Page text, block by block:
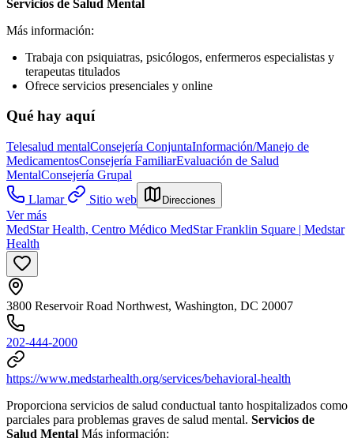
Servicios de Salud Mental
Más información:
Trabaja con psiquiatras, psicólogos, enfermeros especialistas y
terapeutas titulados
Ofrece servicios presenciales y online
Qué hay aquí
Telesalud mentalConsejería ConjuntaInformación/Manejo de
MedicamentosConsejería FamiliarEvaluación de Salud
MentalConsejería Grupal
Llamar
Sitio web Direcciones
Ver más
MedStar Health, Centro Médico MedStar Franklin Square | Medstar
Health
3800 Reservoir Road Northwest, Washington, DC 20007
202-444-2000
https://www.medstarhealth.org/services/behavioral-health
Proporciona servicios de salud conductual tanto hospitalizados como
parciales para problemas graves de salud mental. Servicios de
Salud Mental Más información: